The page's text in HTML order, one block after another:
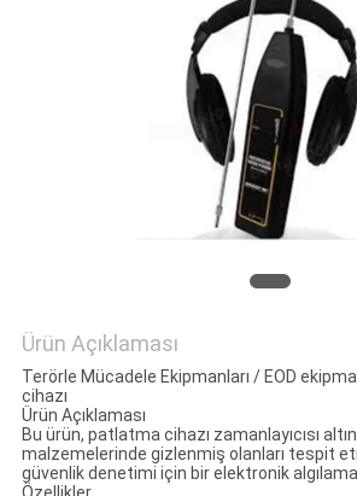
Ürün Açıklaması
Terörle Mücadele Ekipmanları / EOD
cihazı
Ürün Açıklaması
Bu ürün, patlatma cihazı zamanlayıcısı
malzemelerinde gizlenmiş olanları tespit
güvenlik denetimi için bir elektronik algılama